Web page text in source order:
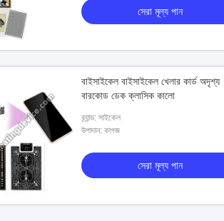
সেরা মূল্য পান
বাইসাইকেল বাইসাইকেল খেলার কার্ড অদৃশ্য
বারকোড ডেক ক্লাসিক কালো
ব্র্যান্ড: সাইকেল
উপাদান: কাগজ
সেরা মূল্য পান